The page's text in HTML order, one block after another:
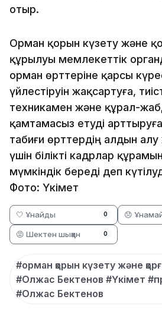
отыр.
Орман қорын күзету және
құрылуы мемлекеттік
орман өрттеріне қарсы
үйлестіруін жақсартуға,
техникамен және құрал-
қамтамасыз етуді
табиғи өрттердің алдын
үшін білікті кадрлар
мүмкіндік береді деп
Фото: Үкімет
🤍 Ұнайды 0 😞
😡 Шектен шыққан 0
#орман қорын күзету және
#Олжас Бектенов #Үкімет
#Олжас Бектенов